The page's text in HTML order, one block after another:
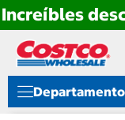
Increíbles
directo
contenido
directo
menú
navegación